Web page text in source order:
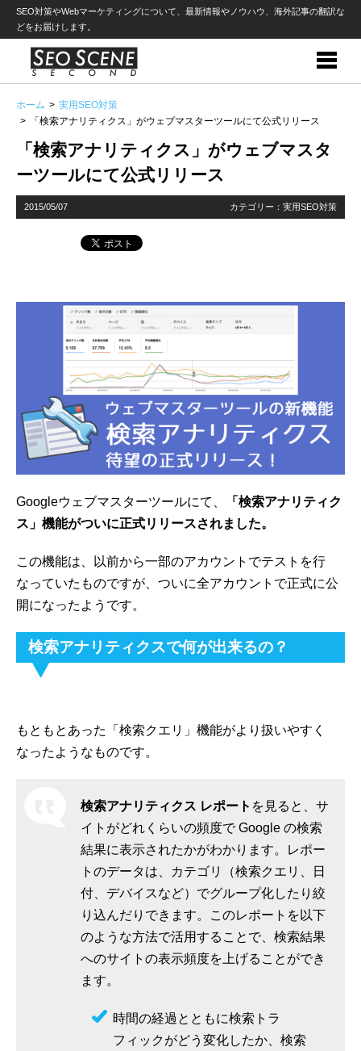
SEO対策やWebマーケティングについて、最新情報やノウハウ、海外記事の翻訳な
どをお届けします。
ホーム
実用SEO対策
「検索アナリティクス」がウェブマスターツールにて公式リリース
「検索アナリティクス」がウェブマスタ
ーツールにて公式リリース
2015/05/07 カテゴリー： 実用SEO対策
Googleウェブマスターツールにて、
「検索アナリティク
ス」機能がついに正式リリースされました。
この機能は、以前から一部のアカウントでテストを行
なっていたものですが、ついに全アカウントで正式に公
開になったようです。
検索アナリティクスで何が出来るの？
もともとあった「検索クエリ」機能がより扱いやすく
なったようなものです。
検索アナリティクス レポート を見ると、サ
イトがどれくらいの頻度で Google の検索
結果に表示されたかがわかります。レポー
トのデータは、カテゴリ（検索クエリ、日
付、デバイスなど）でグループ化したり絞
り込んだりできます。このレポートを以下
のような方法で活用することで、検索結果
へのサイトの表示頻度を上げることができ
ます。
時間の経過とともに検索トラ
フィックがどう変化したか、検索